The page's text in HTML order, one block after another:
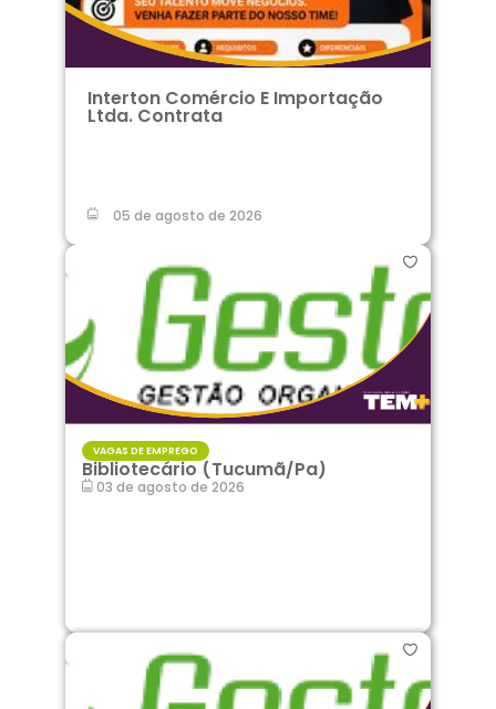
Interton Comércio E Importação
Ltda. Contrata
05 de agosto de 2026
VAGAS DE EMPREGO
Bibliotecário (Tucumã/Pa)
03 de agosto de 2026